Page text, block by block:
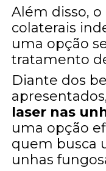
Além disso, o
colaterais
uma opção
tratamento
Diante dos
laser nas
uma opção
quem busca
unhas